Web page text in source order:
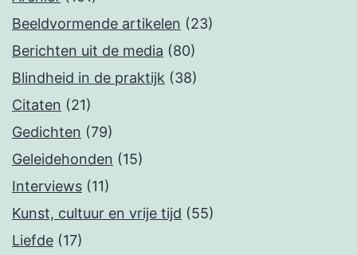
Beeldvormende artikelen (23)
Berichten uit de media (80)
Blindheid in de praktijk (38)
Citaten (21)
Gedichten (79)
Geleidehonden (15)
Interviews (11)
Kunst, cultuur en vrije tijd (55)
Liefde (17)